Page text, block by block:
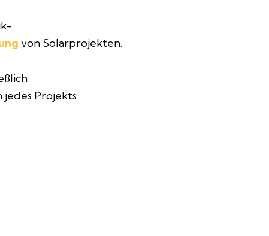
von Solarprojekten.
jedes Projekts